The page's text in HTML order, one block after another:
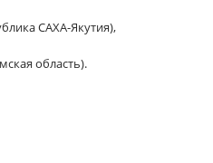
САХА-Якутия),
область).